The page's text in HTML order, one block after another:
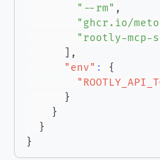
"--rm" ,
"ghcr.io/
"rootly-mcp-
,
"env" :
{
}
}
}
}